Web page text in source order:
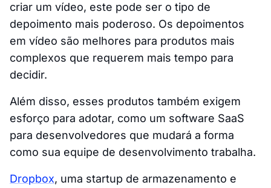
criar um vídeo, este pode ser o tipo de
depoimento mais poderoso. Os depoimentos
em vídeo são melhores para produtos mais
complexos que requerem mais tempo para
decidir.
Além disso, esses produtos também exigem
esforço para adotar, como um software SaaS
para desenvolvedores que mudará a forma
como sua equipe de desenvolvimento trabalha.
Dropbox, uma startup de armazenamento e